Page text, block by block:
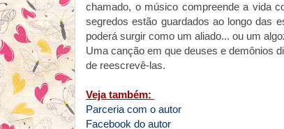
chamado, o músico compreende a vida
segredos estão guardados ao longo das
poderá surgir como um aliado... ou um
Uma canção em que deuses e demônios
de reescrevê-las.
Veja também:
Parceria com o autor
Facebook do autor